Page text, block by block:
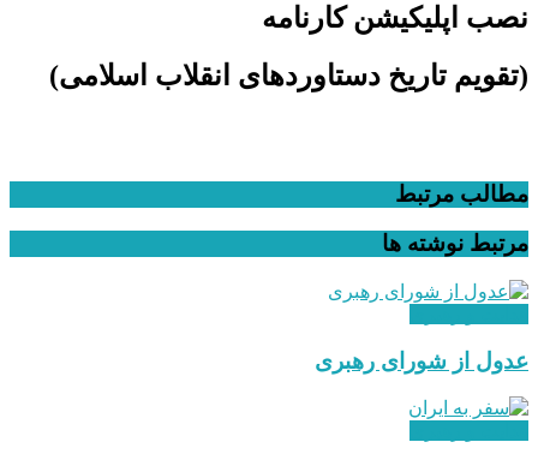
نصب اپلیکیشن کارنامه
(تقویم تاریخ دستاوردهای انقلاب اسلامی​)
مطالب مرتبط
مرتبط نوشته ها
عدول از شورای رهبری